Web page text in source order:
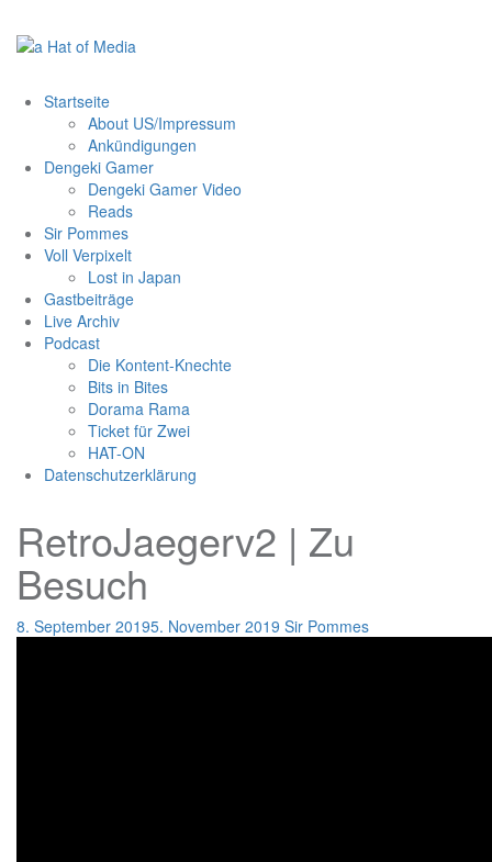
Inhalt
springen
Startseite
About US/Impressum
Ankündigungen
Dengeki Gamer
Dengeki Gamer Video
Reads
Sir Pommes
Voll Verpixelt
Lost in Japan
Gastbeiträge
Live Archiv
Podcast
Die Kontent-Knechte
Bits in Bites
Dorama Rama
Ticket für Zwei
HAT-ON
Datenschutzerklärung
RetroJaegerv2 | Zu
Besuch
8. September 20195. November 2019 Sir Pommes